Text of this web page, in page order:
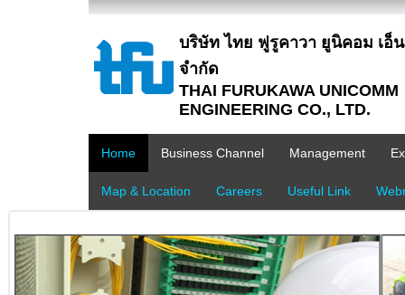
บริษัท ไทย ฟูรูคาวา ยูนิคอม เอ็น
จำกัด
THAI FURUKAWA UNICOMM
ENGINEERING CO., LTD.
Home Business Channel Management
Map & Location Careers Useful Link